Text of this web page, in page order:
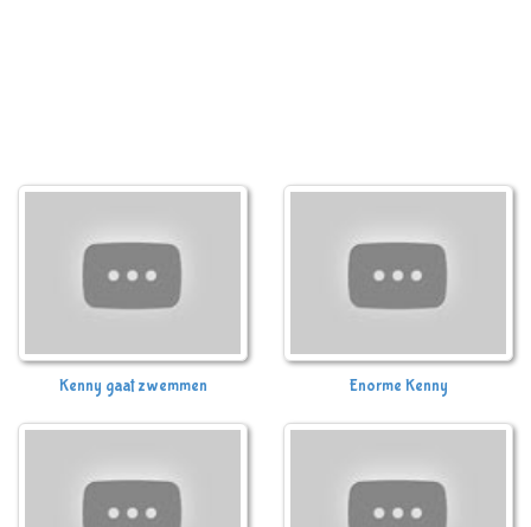
Kenny gaat zwemmen Enorme Kenny